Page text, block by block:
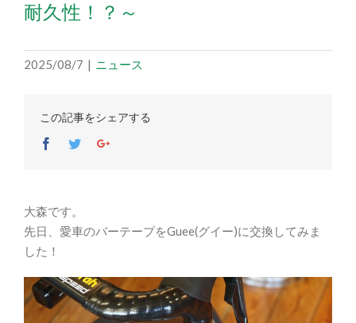
耐久性！？～
2025/08/7 | ニュース
この記事をシェアする
Facebook
TwitterGoogle+
大森です。
先日、愛車のバーテープをGuee(グイー)に交換してみま
した！